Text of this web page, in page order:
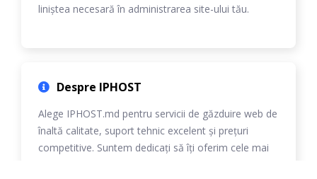
liniștea necesară în administrarea site-ului tău.
Despre IPHOST
Alege IPHOST.md pentru servicii de găzduire web de
înaltă calitate, suport tehnic excelent și prețuri
competitive. Suntem dedicați să îți oferim cele mai